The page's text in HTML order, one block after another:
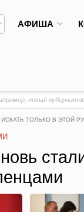
АФИША
ИСКАТЬ ТОЛЬКО В ЭТОЙ